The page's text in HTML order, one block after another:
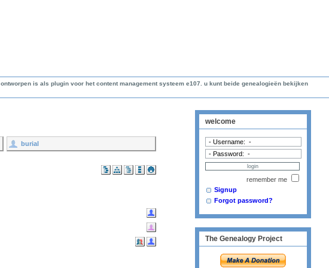
is als plugin voor het content management systeem e107. u kunt beide genealogieën bekijken
burial
welcome
remember me
Signup
Forgot password?
The Genealogy Project